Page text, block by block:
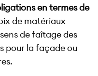
en termes de
de matériaux
de faîtage des
pour la façade ou